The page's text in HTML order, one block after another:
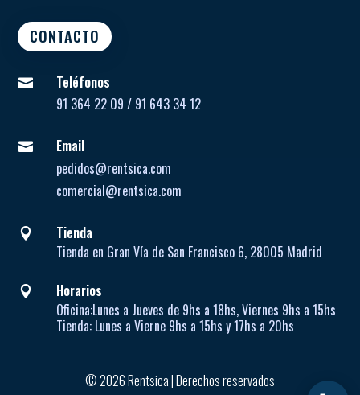
CONTACTO

Teléfonos
91 364 22 09 / 91 643 34 12

Email
pedidos@rentsica.com
comercial@rentsica.com

Tienda
Tienda en Gran Vía de San Francisco 6, 28005 Madrid

Horarios
Oficina:Lunes a Jueves de9hs a 18hs, Viernes 9hs a 15hs
Tienda: Lunes a Vierne9hs a 15hs y 17hs a 20hs
© 2026 Rentsica | Derechos reservados